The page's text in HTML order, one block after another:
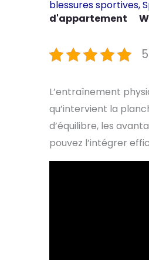
blessures sportives,
d'appartement
L’entraînement
qu’intervient la
d’équilibre, les
pouvez l’intégrer